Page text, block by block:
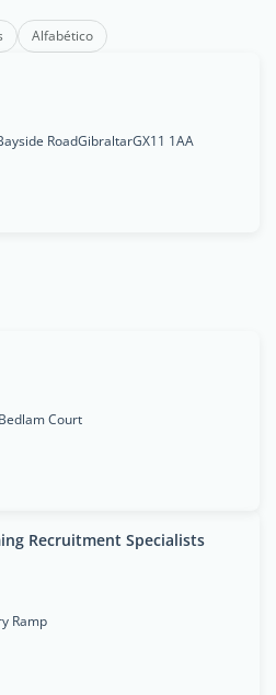
Alfabético
RoadGibraltarGX11 1AA
Court
Recruitment Specialists
Ramp